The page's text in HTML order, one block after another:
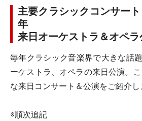
主要クラシックコンサー
年
来日オーケストラ＆オペ
毎年クラシック音楽界で大きな話
ーケストラ、オペラの来日公演。
な来日コンサート＆公演をご紹介し
※順次追記